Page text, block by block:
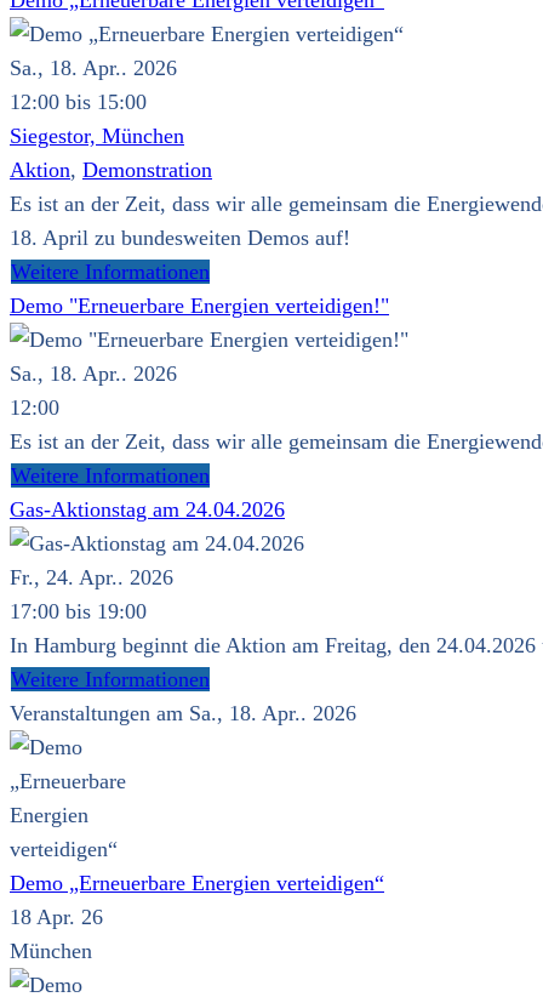
Sa., 18. Apr.. 2026
12:00 bis 15:00
Siegestor, München
Aktion, Demonstration
Es ist an der Zeit, dass wir alle gemeinsam die
18. April zu bundesweiten Demos auf!
Weitere Informationen
Demo "Erneuerbare Energien verteidigen!"
Sa., 18. Apr.. 2026
12:00
Es ist an der Zeit, dass wir alle gemeinsam die
Weitere Informationen
Gas-Aktionstag am 24.04.2026
Fr., 24. Apr.. 2026
17:00 bis 19:00
In Hamburg beginnt die Aktion am Freitag, den
Weitere Informationen
Veranstaltungen am Sa., 18. Apr.. 2026
Demo „Erneuerbare Energien verteidigen“
18 Apr. 26
München